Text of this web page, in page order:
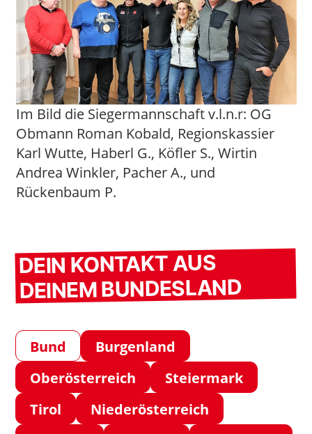
Im Bild die Siegermannschaft v.l.n.r: OG
Obmann Roman Kobald, Regionskassier
Karl Wutte, Haberl G., Köfler S., Wirtin
Andrea Winkler, Pacher A., und
Rückenbaum P.
DEIN KONTAKT AUS
DEINEM BUNDESLAND
Bund
Burgenland
Oberösterreich
Steiermark
Tirol
Niederösterreich